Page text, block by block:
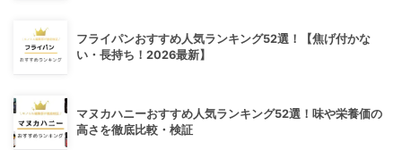
フライパンおすすめ人気ランキング52選！【焦げ付かな
い・長持ち！2026最新】
マヌカハニーおすすめ人気ランキング52選！味や栄養価の
高さを徹底比較・検証